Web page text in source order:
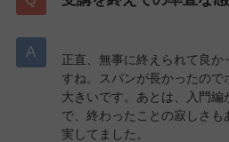
正直、無事に終えられて良
すね。スパンが長かったので
大きいです。あとは、入門
で、終わったことの寂しさ
実してました。